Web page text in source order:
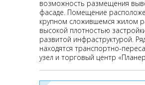
возможность размещения
фасаде. Помещение
крупном сложившемся жилом
высокой плотностью
развитой инфраструктурой.
находятся транспортно-
узел и торговый центр